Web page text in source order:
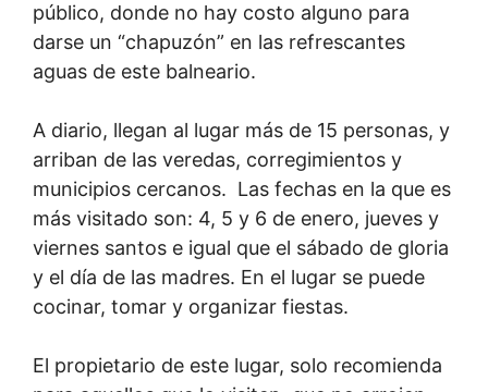
público, donde no hay costo alguno para
darse un “chapuzón” en las refrescantes
aguas de este balneario.
A diario, llegan al lugar más de 15 personas, y
arriban de las veredas, corregimientos y
municipios cercanos. Las fechas en la que es
más visitado son: 4, 5 y 6 de enero, jueves y
viernes santos e igual que el sábado de gloria
y el día de las madres. En el lugar se puede
cocinar, tomar y organizar fiestas.
El propietario de este lugar, solo recomienda